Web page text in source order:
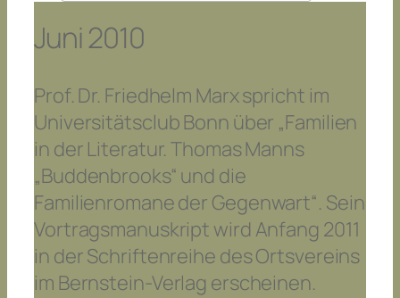
Juni 2010
Prof. Dr. Friedhelm Marx spricht im
Universitätsclub Bonn über „Familien
in der Literatur. Thomas Manns
„Buddenbrooks“ und die
Familienromane der Gegenwart“. Sein
Vortragsmanuskript wird Anfang 2011
in der Schriftenreihe des Ortsvereins
im Bernstein-Verlag erscheinen.